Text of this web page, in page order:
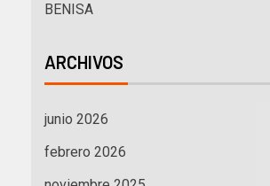
BENISA
ARCHIVOS
junio 2026
febrero 2026